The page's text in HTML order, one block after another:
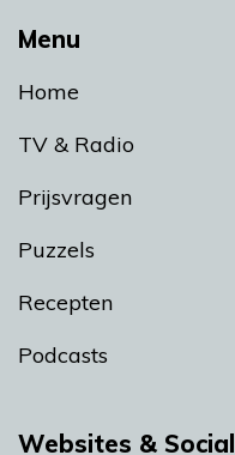
Menu
Home
TV & Radio
Prijsvragen
Puzzels
Recepten
Podcasts
Websites & Social